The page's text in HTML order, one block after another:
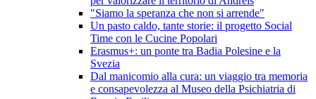
"Siamo la speranza che non si arrende"
Un pasto caldo, tante storie: il progetto Social
Time con le Cucine Popolari
Erasmus+: un ponte tra Badia Polesine e la
Svezia
Dal manicomio alla cura: un viaggio tra memoria
e consapevolezza al Museo della Psichiatria di